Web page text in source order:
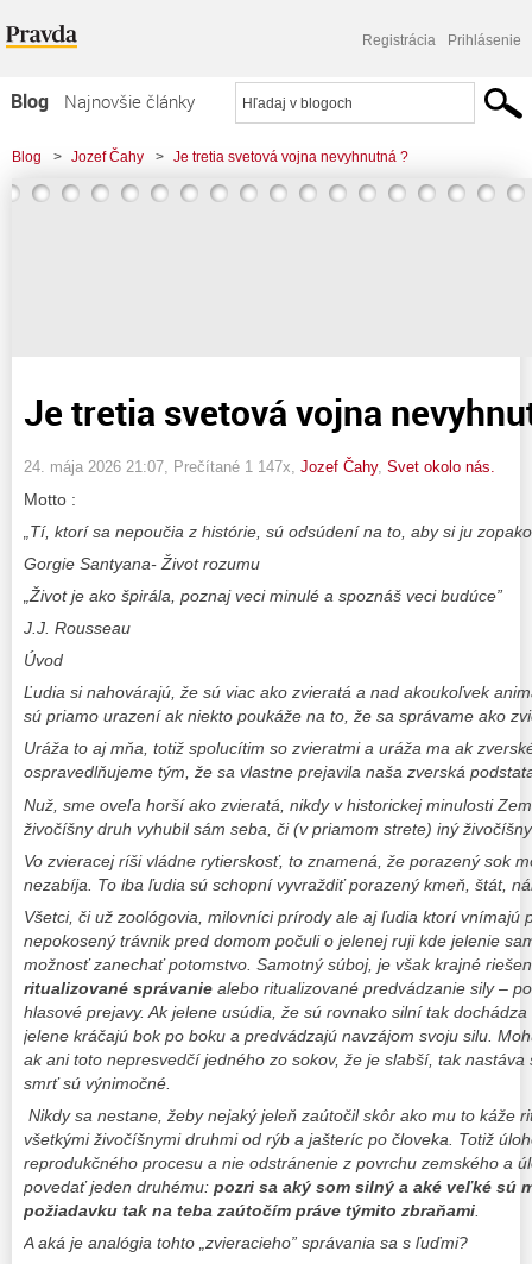
Registrácia Prihlásenie
Blog
Najnovšie články
Najčítanejšie články
Najkomentovanejšie články
Blog > Jozef Čahy > Je tretia svetová vojna nevyhnutná ?
Je tretia svetová vojna
24. mája 2026 21:07 , Prečítané 1 147x, Jozef Čahy, Svet okolo nás.
Motto :
„Tí, ktorí sa nepoučia z histórie, sú odsúdení na to, aby si ju
Gorgie Santyana- Život rozumu
„Život je ako špirála, poznaj veci minulé a spoznáš veci budúce”
J.J. Rousseau
Úvod
Ľudia si nahovárajú, že sú viac ako zvieratá a nad akoukoľvek
sú priamo urazení ak niekto poukáže na to, že sa správame ako
Uráža to aj mňa, totiž spolucítim so zvieratmi a uráža ma ak
ospravedlňujeme tým, že sa vlastne prejavila naša zverská
Nuž, sme oveľa horší ako zvieratá, nikdy v historickej minulosti
živočíšny druh vyhubil sám seba, či (v priamom strete) iný
Vo zvieracej ríši vládne rytierskosť, to znamená, že porazený sok
nezabíja. To iba ľudia sú schopní vyvraždiť porazený kmeň, štát,
Všetci, či už zoológovia, milovníci prírody ale aj ľudia ktorí vnímajú
nepokosený trávnik pred domom počuli o jelenej ruji kde jelenie
možnosť zanechať potomstvo. Samotný súboj, je však krajné
ritualizované správanie alebo ritualizované predvádzanie sily –
hlasové prejavy. Ak jelene usúdia, že sú rovnako silní tak
jelene kráčajú bok po boku a predvádzajú navzájom svoju silu.
ak ani toto nepresvedčí jedného zo sokov, že je slabší, tak
smrť sú výnimočné.
Nikdy sa nestane, žeby nejaký jeleň zaútočil skôr ako mu to káže
všetkými živočíšnymi druhmi od rýb a jašteríc po človeka. Totiž
reprodukčného procesu a nie odstránenie z povrchu zemského a
povedať jeden druhému: pozri sa aký som silný a aké veľké sú
požiadavku tak na teba zaútočím práve týmito zbraňami
A aká je analógia tohto „zvieracieho” správania sa s ľuďmi?